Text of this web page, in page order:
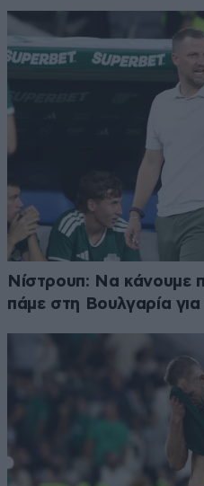
Νίστρουπ: Να κάνουμε
πάμε στη Βουλγαρία